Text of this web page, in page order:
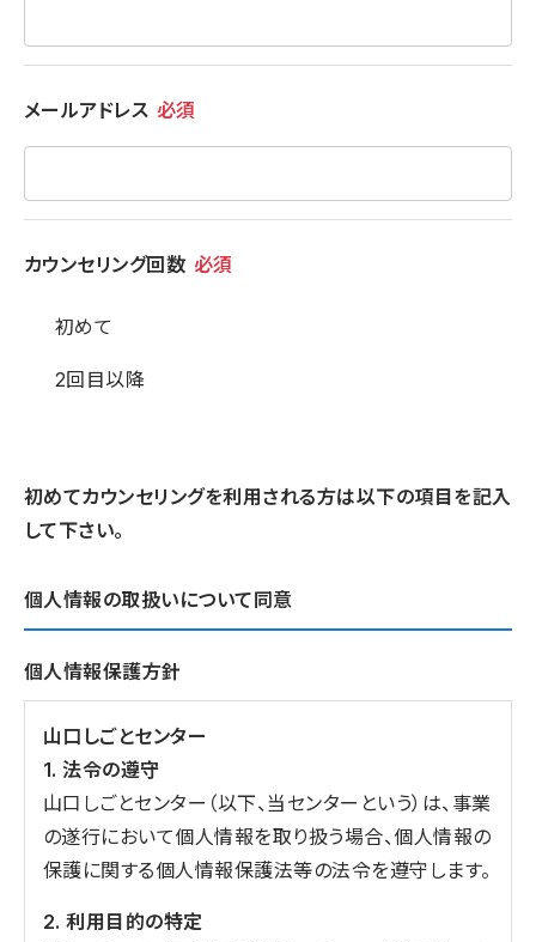
メールアドレス 必須
カウンセリング回数 必須
初めて
2回目以降
初めてカウンセリングを利用される方は以下の項目を記入
して下さい。
個人情報の取扱いについて同意
個人情報保護方針
山口しごとセンター
1. 法令の遵守
山口しごとセンター（以下、当センターという）は、事業
の遂行において個人情報を取り扱う場合、個人情報の
保護に関する個人情報保護法等の法令を遵守します。
2. 利用目的の特定